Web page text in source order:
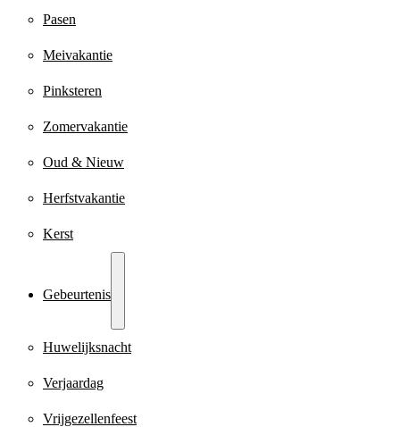
Pasen
Meivakantie
Pinksteren
Zomervakantie
Oud & Nieuw
Herfstvakantie
Kerst
Gebeurtenis
Huwelijksnacht
Verjaardag
Vrijgezellenfeest